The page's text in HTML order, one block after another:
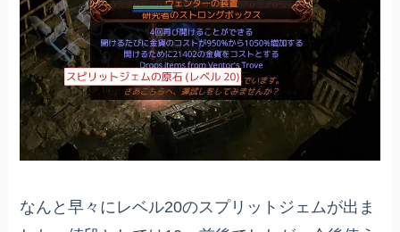
なんと早々にレベル20のスプリットジェムが出ま